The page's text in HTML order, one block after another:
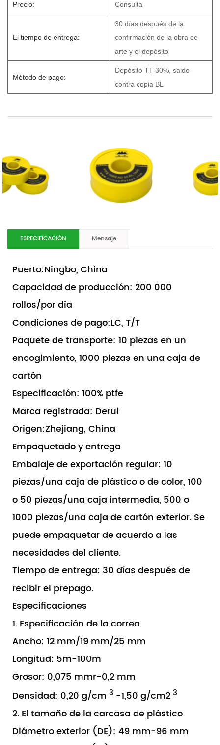
Precio: Consulta
El tiempo de entrega:
30 días después de la
confirmación de la obra de
arte y el depósito
Método de pago:
Depósito TT 30%, saldo
contra copia BL
ESPECIFICACIÓN Mensaje
Puerto:Ningbo, China
Capacidad de producción: 200 000
rollos/por día
Condiciones de pago:LC, T/T
Paquete de transporte: 10 piezas en un
encogimiento, 1000 piezas en una caja de
cartón
Especificación: 100% ptfe
Marca registrada: Derui
Origen:Zhejiang, China
Empaquetado y entrega
Embalaje de exportación regular: 10
piezas/una caja de plástico o de color, 100
o 50 piezas/una caja intermedia, 500 o
1000 piezas/una caja de cartón exterior. Se
puede empaquetar de acuerdo a las
necesidades del cliente.
Tiempo de entrega: 30 días después de
recibir el prepago.
Especificaciones
1. Especificación de la correa
Ancho: 12 mm/19 mm/25 mm
Longitud: 5m-100m
Grosor: 0,075 mmr-0,2 mm
Densidad: 0,20 g/cm 3 -1,50 g/cm2 3
2. El tamaño de la carcasa de plástico
Diámetro exterior (DE): 49 mm-96 mm